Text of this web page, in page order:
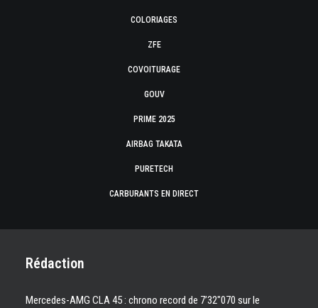
COLORIAGES
ZFE
COVOITURAGE
GOUV
PRIME 2025
AIRBAG TAKATA
PURETECH
CARBURANTS EN DIRECT
Rédaction
Mercedes-AMG CLA 45 : chrono record de 7’32″070 sur le